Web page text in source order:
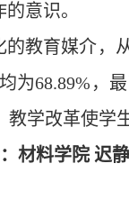
意识。
教育媒介，
68.89%，
学改革使
：材料学院 迟静